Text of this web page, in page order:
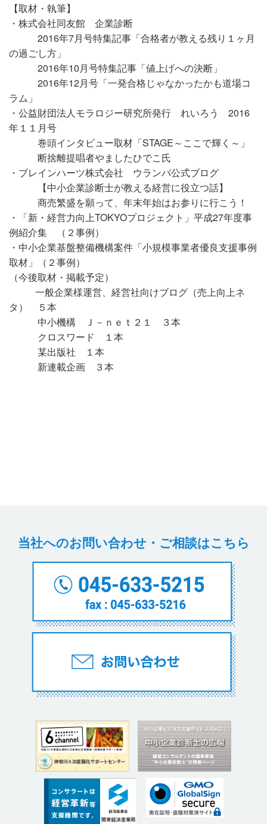
【取材・執筆】
・株式会社同友館 企業診断
2016年7月号特集記事「合格者が教える残り１ヶ月
の過ごし方」
2016年10月号特集記事「値上げへの決断」
2016年12月号「一発合格じゃなかったかも道場コ
ラム」
・公益財団法人モラロジー研究所発行 れいろう 2016
年１１月号
巻頭インタビュー取材「STAGE～ここで輝く～」
断捨離提唱者やましたひでこ氏
・ブレインハーツ株式会社 ウランバ公式ブログ
【中小企業診断士が教える経営に役立つ話】
商売繁盛を願って、年末年始はお参りに行こう！
・「新・経営力向上TOKYOプロジェクト」平成27年度事
例紹介集 （２事例）
・中小企業基盤整備機構案件「小規模事業者優良支援事例
取材」（２事例）
（今後取材・掲載予定）
一般企業様運営、経営社向けブログ（売上向上ネ
タ） ５本
中小機構 Ｊ－ｎｅｔ２１ ３本
クロスワード １本
某出版社 １本
新連載企画 ３本
当社へのお問い合わせ・ご相談はこちら